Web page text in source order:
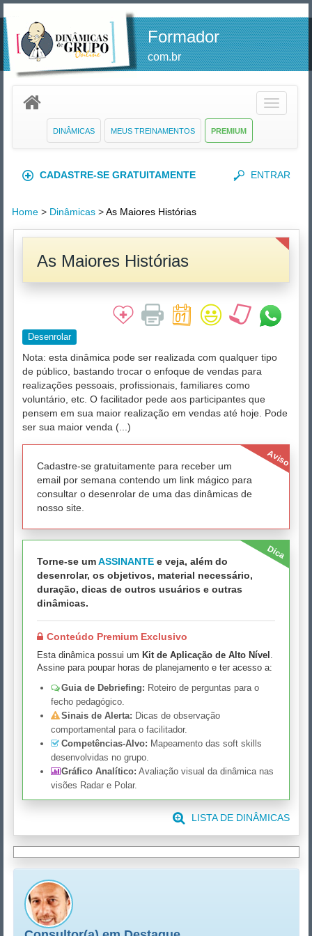
Formador
com.br
Toggle
PREMIUM
MEUS TREINAMENTOS
DINÂMICAS
CADASTRE-SE GRATUITAMENTE ENTRAR
Home > Dinâmicas >As Maiores Histórias
As Maiores Histórias
Desenrolar
Nota: esta dinâmica pode ser realizada com qualquer tipo
de público, bastando trocar o enfoque de vendas para
realizações pessoais, profissionais, familiares como
voluntário, etc. O facilitador pede aos participantes que
pensem em sua maior realização em vendas até hoje. Pode
ser sua maior venda (...)
Aviso
Cadastre-se gratuitamente para receber um
email por semana contendo um link mágico para
consultar o desenrolar de uma das dinâmicas de
nosso site.
Dica
Torne-se umASSINANTE e veja, além do
desenrolar, os objetivos, material necessário,
duração, dicas de outros usuários e outras
dinâmicas.
Conteúdo Premium Exclusivo
Esta dinâmica possui um Kit de Aplicação de Alto Nível .
Assine para poupar horas de planejamento e ter acesso a:
Guia de Debriefing: Roteiro de perguntas para o
fecho pedagógico.
Sinais de Alerta: Dicas de observação
comportamental para o facilitador.
Competências-Alvo: Mapeamento das soft skills
desenvolvidas no grupo.
Gráfico Analítico: Avaliação visual da dinâmica nas
visões Radar e Polar.
LISTA DE DINÂMICAS